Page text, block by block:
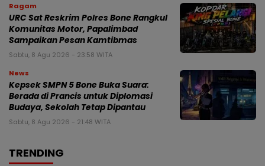
Ragam
URC Sat Reskrim Polres Bone Rangkul
Komunitas Motor, Papalimbad
Sampaikan Pesan Kamtibmas
Sabtu, 8 Agu 2026 - 23:58 WITA
News
Kepsek SMPN 5 Bone Buka Suara:
Berada di Prancis untuk Diplomasi
Budaya, Sekolah Tetap Dipantau
Sabtu, 8 Agu 2026 - 21:48 WITA
TRENDING